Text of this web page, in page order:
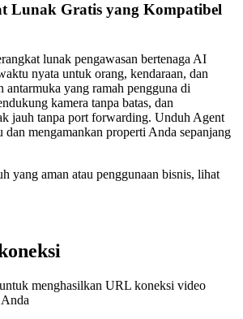
Lunak Gratis yang Kompatibel
lunak pengawasan bertenaga AI
nyata untuk orang, kendaraan, dan
yang ramah pengguna di
kamera tanpa batas, dan
jauh tanpa port forwarding. Unduh Agent
mengamankan properti Anda sepanjang
yang aman atau penggunaan bisnis, lihat
menghasilkan URL koneksi video